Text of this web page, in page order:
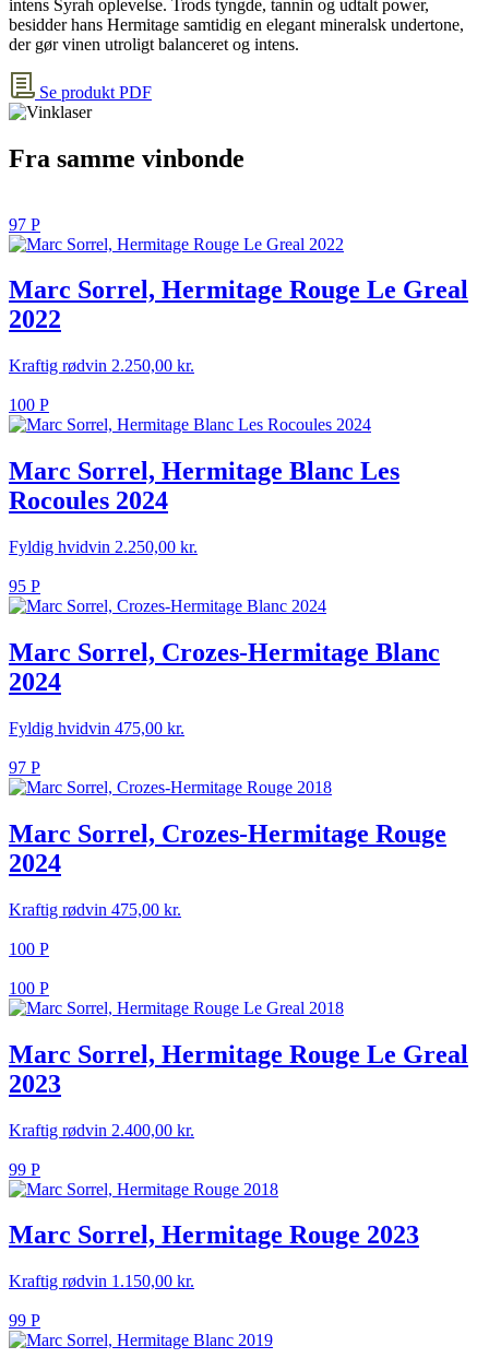
intens Syrah oplevelse. Trods tyngde, tannin og udtalt power,
besidder hans Hermitage samtidig en elegant mineralsk undertone,
der gør vinen utroligt balanceret og intens.
Se produkt PDF
Fra samme vinbonde
97 P
Marc Sorrel, Hermitage Rouge Le Greal
2022
Kraftig rødvin 2.250,00 kr.
100 P
Marc Sorrel, Hermitage Blanc Les
Rocoules 2024
Fyldig hvidvin 2.250,00 kr.
95 P
Marc Sorrel, Crozes-Hermitage Blanc
2024
Fyldig hvidvin 475,00 kr.
97 P
Marc Sorrel, Crozes-Hermitage Rouge
2024
Kraftig rødvin 475,00 kr.
100 P
100 P
Marc Sorrel, Hermitage Rouge Le Greal
2023
Kraftig rødvin 2.400,00 kr.
99 P
Marc Sorrel, Hermitage Rouge 2023
Kraftig rødvin 1.150,00 kr.
99 P